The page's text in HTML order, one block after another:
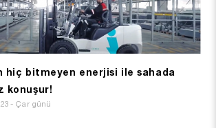
hiç bitmeyen enerjisi ile sahada
konuşur!
- Çar günü